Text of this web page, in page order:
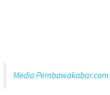
Media Pembawakabar.com